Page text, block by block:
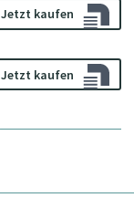
Jetzt kaufen
Jetzt kaufen